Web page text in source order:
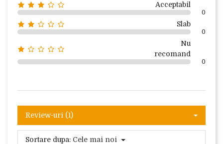
Acceptabil
0
Slab
0
Nu
recomand
0
Review-uri (1)
Sortare dupa: Cele mai noi